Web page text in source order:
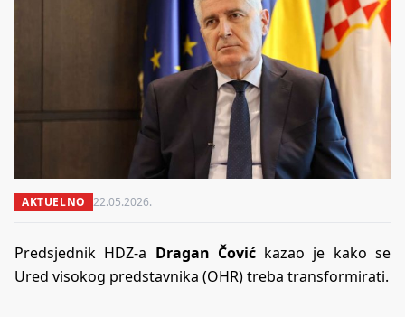
AKTUELNO 22.05.2026.
Predsjednik HDZ-a Dragan Čović kazao je kako se
Ured visokog predstavnika (OHR) treba transformirati.